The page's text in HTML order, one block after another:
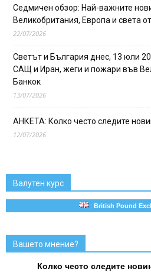
Седмичен обзор: Най-важните
Великобритания, Европа и света
22/07/2026
Светът и България днес, 13 юли
САЩ и Иран, жеги и пожари във
Банкок
13/07/2026
АНКЕТА: Колко често следите
12/07/2026
Валутен курс
British Pound
Вашето мнение?
Колко често следите